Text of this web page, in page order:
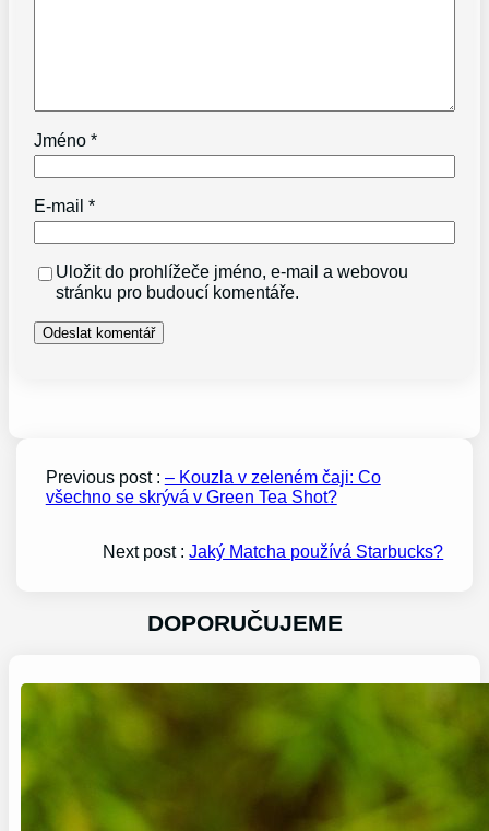
Jméno*
E-mail*
Uložit do prohlížeče jméno, e-mail a webovou
stránku pro budoucí komentáře.
Previous post : – Kouzla v zeleném čaji: Co
všechno se skrývá v Green Tea Shot?
Next post :Jaký Matcha používá Starbucks?
DOPORUČUJEME